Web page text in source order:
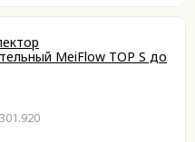
MeiFlow TOP S до